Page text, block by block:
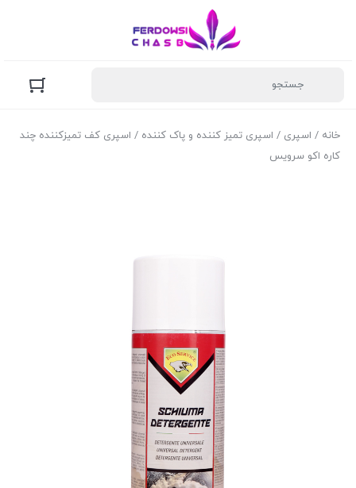
خانه / اسپری / اسپری تمیز کننده و پاک کننده / اسپری کف تمیزکننده چند
کاره اکو سرویس